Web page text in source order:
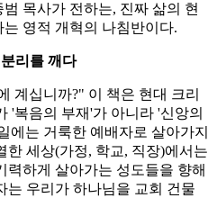
목사가 전하는, 진짜 삶의 현
영적 개혁의 나침반이다.
리를 깨다
계십니까?" 이 책은 현대 크리
'복음의 부재'가 아니라 '신앙의
에는 거룩한 예배자로 살아가지
한 세상(가정, 학교, 직장)에서는
력하게 살아가는 성도들을 향해
는 우리가 하나님을 교회 건물